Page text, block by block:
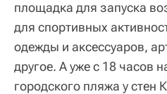
площадка для запуска
для спортивных
одежды и аксессуаров,
другое. А уже с 18 часов
городского пляжа у стен